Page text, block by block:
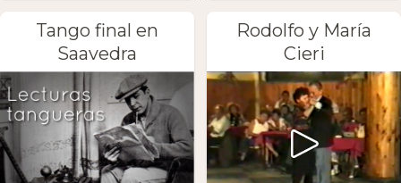
Tango final en
Saavedra
Rodolfo y María
Cieri